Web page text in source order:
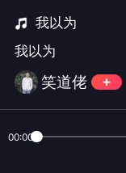
我以为
我以为
笑道佬
00:00